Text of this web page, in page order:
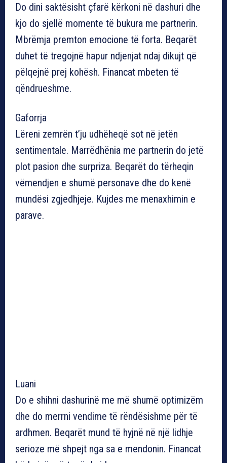
Do dini saktësisht çfarë kërkoni në dashuri dhe
kjo do sjellë momente të bukura me partnerin.
Mbrëmja premton emocione të forta. Beqarët
duhet të tregojnë hapur ndjenjat ndaj dikujt që
pëlqejnë prej kohësh. Financat mbeten të
qëndrueshme.
Gaforrja
Lëreni zemrën t’ju udhëheqë sot në jetën
sentimentale. Marrëdhënia me partnerin do jetë
plot pasion dhe surpriza. Beqarët do tërheqin
vëmendjen e shumë personave dhe do kenë
mundësi zgjedhjeje. Kujdes me menaxhimin e
parave.
Luani
Do e shihni dashurinë me më shumë optimizëm
dhe do merrni vendime të rëndësishme për të
ardhmen. Beqarët mund të hyjnë në një lidhje
serioze më shpejt nga sa e mendonin. Financat